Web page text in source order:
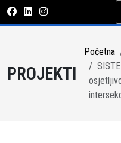
PROJEKTI
Početna